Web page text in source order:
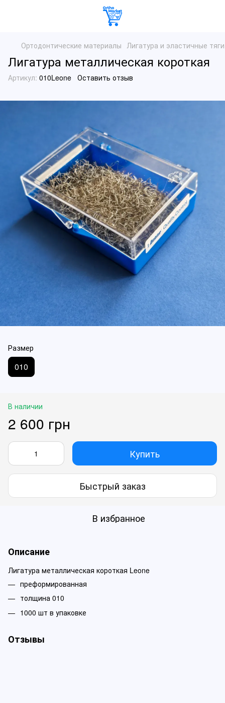
Ортодонтические материалы Лигатура и эластичные тяги
Лигатура металлическая короткая
Артикул: 010Leone Оставить отзыв
Размер
010
В наличии
2 600 грн
Купить
Быстрый заказ
В избранное
Описание
Лигатура металлическая короткая Leone
преформированная
толщина 010
1000 шт в упаковке
Отзывы